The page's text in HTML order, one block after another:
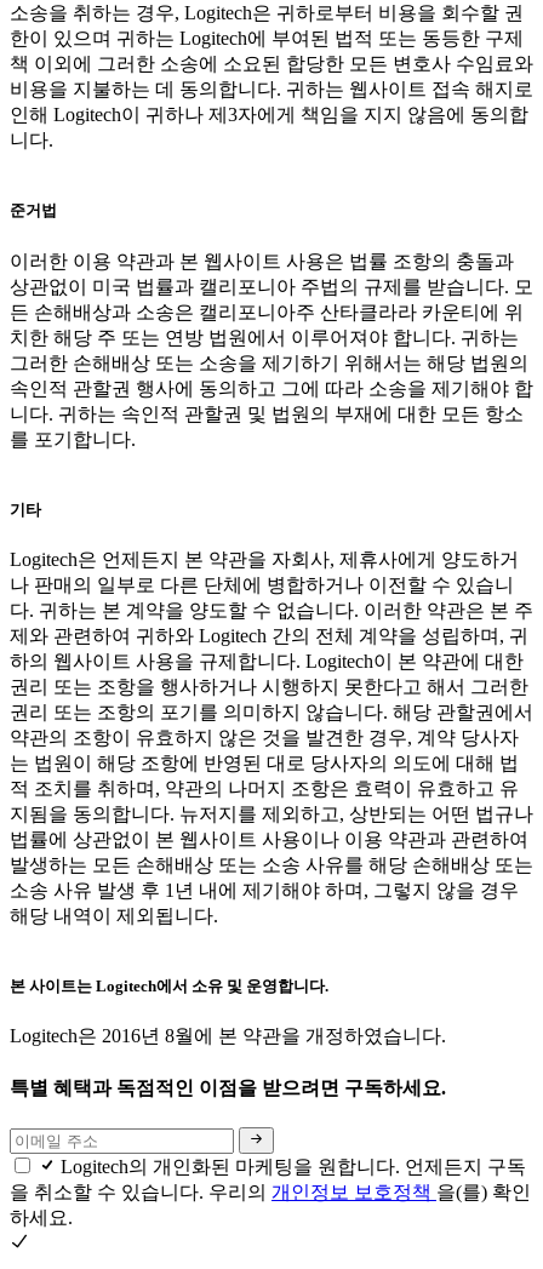
소송을 취하는 경우, Logitech은 귀하로부터 비용을 회수할 권
한이 있으며 귀하는 Logitech에 부여된 법적 또는 동등한 구제
책 이외에 그러한 소송에 소요된 합당한 모든 변호사 수임료와
비용을 지불하는 데 동의합니다. 귀하는 웹사이트 접속 해지로
인해 Logitech이 귀하나 제3자에게 책임을 지지 않음에 동의합
니다.
준거법
이러한 이용 약관과 본 웹사이트 사용은 법률 조항의 충돌과
상관없이 미국 법률과 캘리포니아 주법의 규제를 받습니다. 모
든 손해배상과 소송은 캘리포니아주 산타클라라 카운티에 위
치한 해당 주 또는 연방 법원에서 이루어져야 합니다. 귀하는
그러한 손해배상 또는 소송을 제기하기 위해서는 해당 법원의
속인적 관할권 행사에 동의하고 그에 따라 소송을 제기해야 합
니다. 귀하는 속인적 관할권 및 법원의 부재에 대한 모든 항소
를 포기합니다.
기타
Logitech은 언제든지 본 약관을 자회사, 제휴사에게 양도하거
나 판매의 일부로 다른 단체에 병합하거나 이전할 수 있습니
다. 귀하는 본 계약을 양도할 수 없습니다. 이러한 약관은 본 주
제와 관련하여 귀하와 Logitech 간의 전체 계약을 성립하며, 귀
하의 웹사이트 사용을 규제합니다. Logitech이 본 약관에 대한
권리 또는 조항을 행사하거나 시행하지 못한다고 해서 그러한
권리 또는 조항의 포기를 의미하지 않습니다. 해당 관할권에서
약관의 조항이 유효하지 않은 것을 발견한 경우, 계약 당사자
는 법원이 해당 조항에 반영된 대로 당사자의 의도에 대해 법
적 조치를 취하며, 약관의 나머지 조항은 효력이 유효하고 유
지됨을 동의합니다. 뉴저지를 제외하고, 상반되는 어떤 법규나
법률에 상관없이 본 웹사이트 사용이나 이용 약관과 관련하여
발생하는 모든 손해배상 또는 소송 사유를 해당 손해배상 또는
소송 사유 발생 후 1년 내에 제기해야 하며, 그렇지 않을 경우
해당 내역이 제외됩니다.
본 사이트는 Logitech에서 소유 및 운영합니다.
Logitech은 2016년 8월에 본 약관을 개정하였습니다.
특별 혜택과 독점적인 이점을 받으려면 구독하세요.
Logitech의 개인화된 마케팅을 원합니다. 언제든지 구독
을 취소할 수 있습니다. 우리의 개인정보 보호정책 을(를) 확인
하세요.